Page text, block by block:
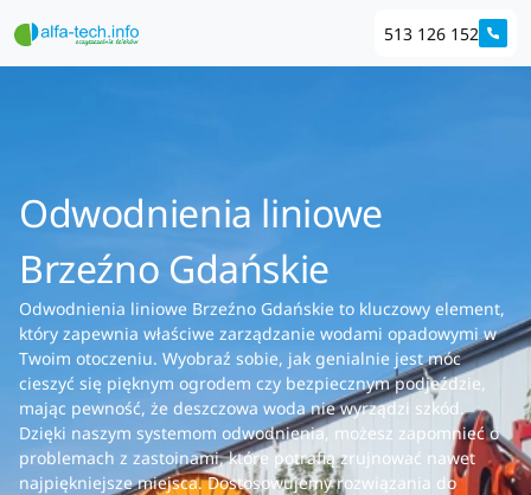
513 126 152
Odwodnienia liniowe
Brzeźno Gdańskie
Odwodnienia liniowe Brzeźno Gdańskie to kluczowy element,
który zapewnia właściwe zarządzanie wodami opadowymi w
Twoim otoczeniu. Wyobraź sobie, jak genialnie jest móc
cieszyć się pięknym ogrodem czy bezpiecznym podjeździe,
mając pewność, że deszczowa woda nie wyrządzi szkód.
Dzięki naszym systemom odwodnienia, możesz zapomnieć o
problemach z zastoinami, które potrafią zrujnować nawet
najpiękniejsze miejsca. Dostosowujemy rozwiązania do